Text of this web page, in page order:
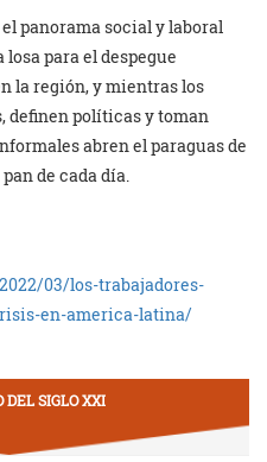
panorama social y laboral
para el despegue
la región, y mientras los
definen políticas y toman
abren el paraguas de
de cada día.
03/los-trabajadores-
en-america-latina/
SIGLO XXI